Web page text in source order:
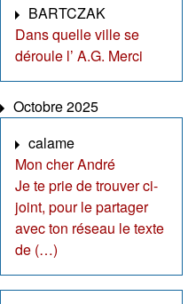
BARTCZAK
Dans quelle ville se
déroule l’ A.G. Merci
Octobre 2025
calame
Mon cher André
Je te prie de trouver ci-
joint, pour le partager
avec ton réseau le texte
de (…)